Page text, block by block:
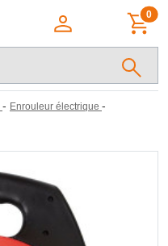
0
- Enrouleur électrique -